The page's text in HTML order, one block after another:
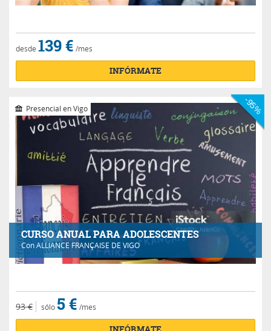
desde 139 € /mes
INFÓRMATE
CURSO ANUAL PARA ADOLESCENTES
ConALLIANCE FRANÇAISE DE VIGO
Presencial en Vigo -95%
93 € sólo 5 € /mes